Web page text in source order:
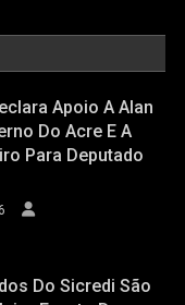
Apoio A Alan
Do Acre E A
Para Deputado
Do Sicredi São